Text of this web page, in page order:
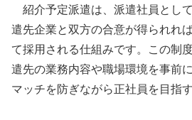
紹介予定派遣は、派遣社員とし
遣先企業と双方の合意が得られれ
て採用される仕組みです。この制
遣先の業務内容や職場環境を事前
マッチを防ぎながら正社員を目指